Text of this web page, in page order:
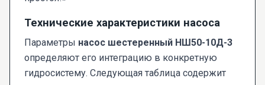
Технические характеристики насоса
Параметры насос шестеренный НШ50-10Д-3
определяют его интеграцию в конкретную
гидросистему. Следующая таблица содержит